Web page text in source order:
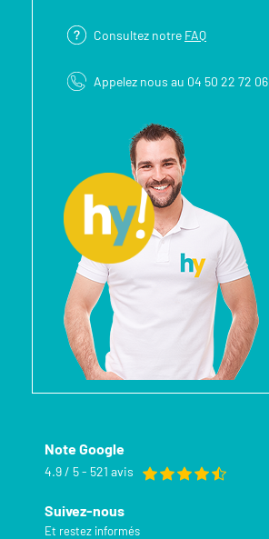
Consultez notre FAQ
Appelez nous au 04 50 22 72 06
Note Google
4.9 / 5 - 521 avis
Suivez-nous
Et restez informés